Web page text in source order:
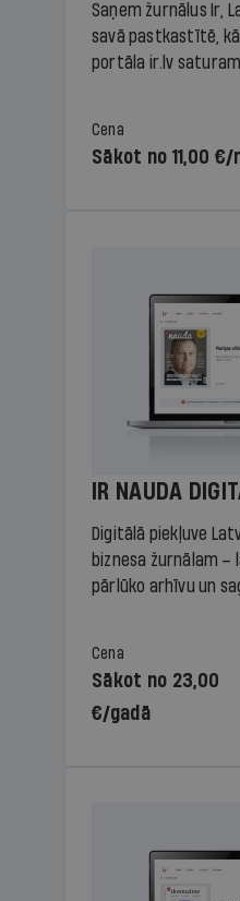
Saņem žurnālus Ir,
savā pastkastītē,
portāla ir.lv
Cena
Sākot no 11,00 €/
IR NAUDA
Digitālā piekļuve
biznesa žurnālam –
pārlūko arhīvu un
Cena
Sākot no 23,00
€/gadā